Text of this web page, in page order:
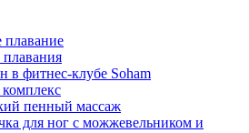
плавание
в фитнес-клубе Soham
пенный массаж
для ног с можжевельником и